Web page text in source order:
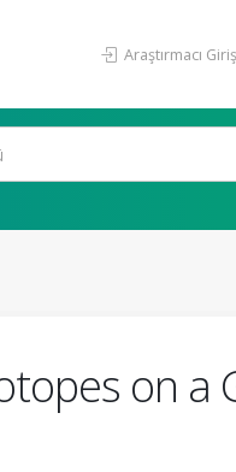
Araştırmacı
on a